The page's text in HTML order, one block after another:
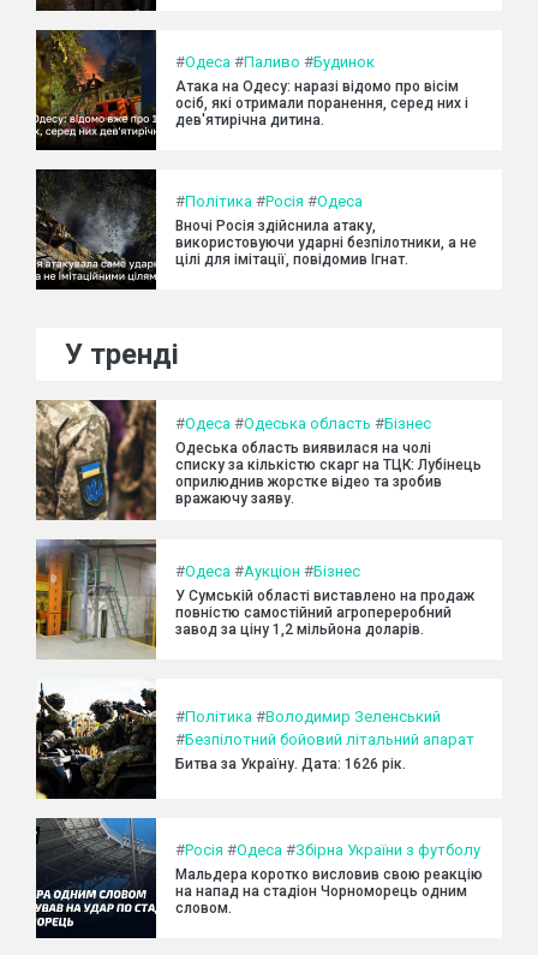
#Одеса #Паливо #Будинок
Атака на Одесу: наразі відомо про вісім
осіб, які отримали поранення, серед них і
дев'ятирічна дитина.
#Політика #Росія #Одеса
Вночі Росія здійснила атаку,
використовуючи ударні безпілотники, а не
цілі для імітації, повідомив Ігнат.
У тренді
#Одеса #Одеська область #Бізнес
Одеська область виявилася на чолі
списку за кількістю скарг на ТЦК: Лубінець
оприлюднив жорстке відео та зробив
вражаючу заяву.
#Одеса #Аукціон #Бізнес
У Сумській області виставлено на продаж
повністю самостійний агропереробний
завод за ціну 1,2 мільйона доларів.
#Політика #Володимир Зеленський
#Безпілотний бойовий літальний апарат
Битва за Україну. Дата: 1626 рік.
#Росія #Одеса #Збірна України з футболу
Мальдера коротко висловив свою реакцію
на напад на стадіон Чорноморець одним
словом.